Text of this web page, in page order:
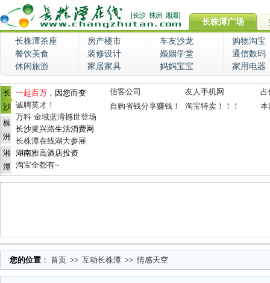
长株潭广场
长株潭茶座 房产楼市 车友沙龙
购物淘宝
餐饮美食
装修设计 婚姻学堂
通信数码
休闲旅游
家居家具 妈妈宝宝 家用电器
长
沙
株
洲
湘
潭
一起百万 ，因您而变
诚聘英才！
万科·金域蓝湾撼世登场
长沙黄兴路生活消费网
长株潭在线湖大参展
湖南雅高酒店投资
淘宝全都有~
信客公司 友人手机网
占
自购省钱分享赚钱！
淘宝特卖！！！ 本
您的位置 ： 首页 >> 互动长株潭 >> 情感天空